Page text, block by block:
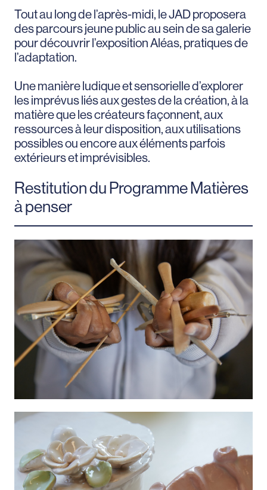
Tout au long de l’après-midi, le JAD proposera
des parcours jeune public au sein de sa galerie
pour découvrir l’exposition Aléas, pratiques de
l’adaptation.
Une manière ludique et sensorielle d’explorer
les imprévus liés aux gestes de la création, à la
matière que les créateurs façonnent, aux
ressources à leur disposition, aux utilisations
possibles ou encore aux éléments parfois
extérieurs et imprévisibles.
Restitution du Programme Matières
à penser